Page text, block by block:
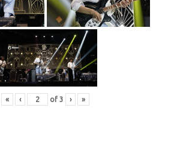
« ‹ of3 › »